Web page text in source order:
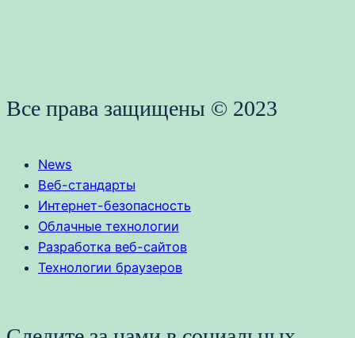
Все права защищены © 2023
News
Веб-стандарты
Интернет-безопасность
Облачные технологии
Разработка веб-сайтов
Технологии браузеров